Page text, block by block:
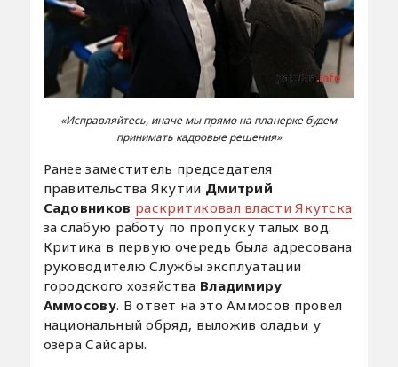
«Исправляйтесь, иначе мы прямо на планерке будем
принимать кадровые решения»
Ранее заместитель председателя
правительства Якутии Дмитрий
Садовников раскритиковал власти Якутска
за слабую работу по пропуску талых вод.
Критика в первую очередь была адресована
руководителю Службы эксплуатации
городского хозяйства Владимиру
Аммосову. В ответ на это Аммосов провел
национальный обряд, выложив оладьи у
озера Сайсары.